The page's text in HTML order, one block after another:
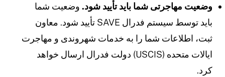
وضعیت مهاجرتی شما باید تأیید شود.وضعیت شما
باید توسط سیستم فدرال SAVE تأیید شود. معاون
ثبت، اطلاعات شما را به خدمات شهروندی و مهاجرت
ایالات متحده (USCIS) دولت فدرال ارسال خواهد
کرد.